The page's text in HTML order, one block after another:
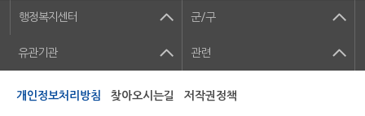
행정복지센터 군/구
유관기관 관련
개인정보처리방침 찾아오시는길 저작권정책